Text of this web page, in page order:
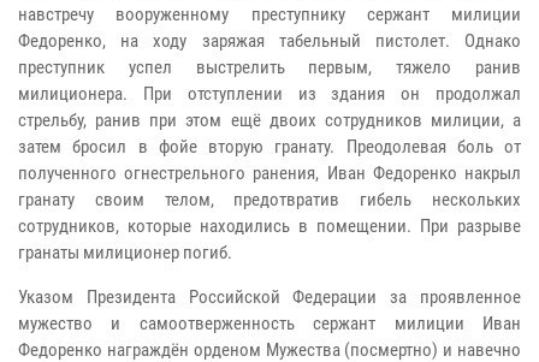
навстречу вооруженному преступнику сержант милиции
Федоренко, на ходу заряжая табельный пистолет. Однако
преступник успел выстрелить первым, тяжело ранив
милиционера. При отступлении из здания он продолжал
стрельбу, ранив при этом ещё двоих сотрудников милиции, а
затем бросил в фойе вторую гранату. Преодолевая боль от
полученного огнестрельного ранения, Иван Федоренко накрыл
гранату своим телом, предотвратив гибель нескольких
сотрудников, которые находились в помещении. При разрыве
гранаты милиционер погиб.
Указом Президента Российской Федерации за проявленное
мужество и самоотверженность сержант милиции Иван
Федоренко награждён орденом Мужества (посмертно) и навечно